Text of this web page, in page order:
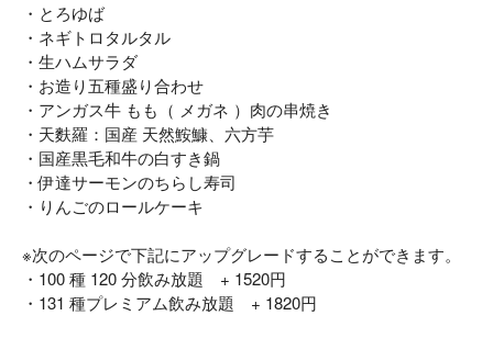
・とろゆば
・ネギトロタルタル
・生ハムサラダ
・お造り五種盛り合わせ
・アンガス牛 もも（ メガネ ）肉の串焼き
・天麩羅：国産 天然鮟鱇、六方芋
・国産黒毛和牛の白すき鍋
・伊達サーモンのちらし寿司
・りんごのロールケーキ
※次のページで下記にアップグレードすることができます。
・100 種 120 分飲み放題 + 1520円
・131 種プレミアム飲み放題 + 1820円